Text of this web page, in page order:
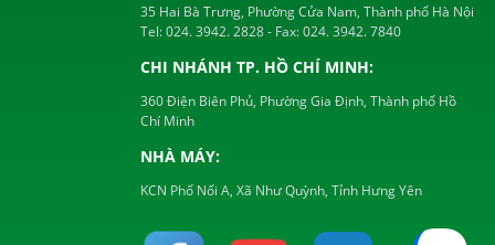
35 Hai Bà Trưng, Phường Cửa Nam, Thành phố Hà Nội
Tel:024. 3942. 2828- Fax:024. 3942. 7840
CHI NHÁNH TP. HỒ CHÍ MINH:
360 Điện Biên Phủ, Phường Gia Định, Thành phố Hồ
Chí Minh
NHÀ MÁY:
KCN Phố Nối A, Xã Như Quỳnh, Tỉnh Hưng Yên